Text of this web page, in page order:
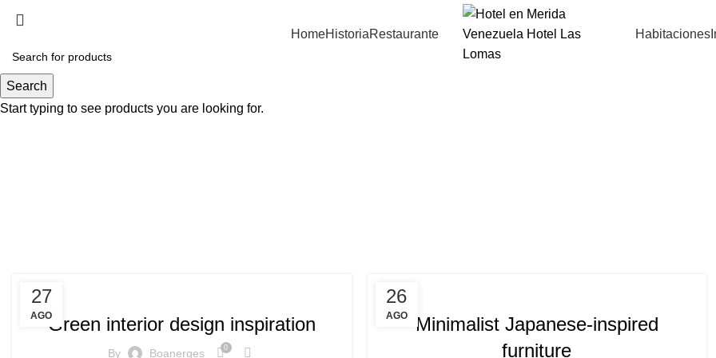
HomeHistoriaRestaurante Habitaciones
27
AGOGreen interior design inspiration
By Boanerges 0
26
AGO
Minimalist Japanese-inspired
furniture
Search
Start typing to see products you are looking for.